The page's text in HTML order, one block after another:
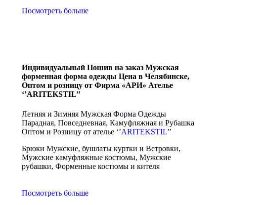
Посмотреть больше
Индивидуальный Пошив на заказ Мужская
форменная форма одежды Цена в Челябинске,
Оптом и розницу от Фирма «АРИ» Ателье
‘’ARITEKSTIL’’
Летняя и Зимняя Мужская Форма Одежды
Парадная, Повседневная, Камуфляжная и Рубашка
Оптом и Розницу от ателье ‘’ARITEKSTIL’’
Брюки Мужские, бушлаты куртки и Ветровки,
Мужские камуфляжные костюмы, Мужские
рубашки, Форменные костюмы и кителя
Посмотреть больше